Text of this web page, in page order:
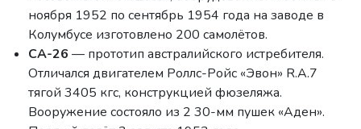
ноября 1952 по сентябрь 1954 года на заводе в
Колумбусе изготовлено 200 самолётов.
CA-26 — прототип австралийского истребителя.
Отличался двигателем Роллс-Ройс «Эвон» R.A.7
тягой 3405 кгс, конструкцией фюзеляжа.
Вооружение состояло из 2 30-мм пушек «Аден».